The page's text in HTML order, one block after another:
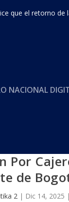
que el retorno de
NACIONAL
Por
de
2 | Dic 14, 2025